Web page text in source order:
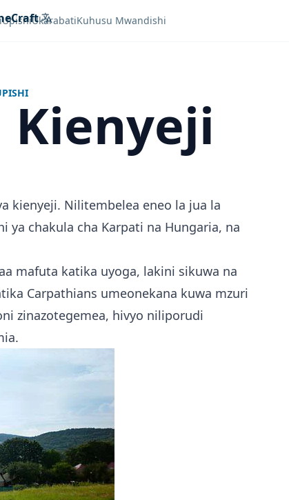
Languages
UpishiUkarabatiKuhusu Mwandishi
Kienyeji
kienyeji. Nilitembelea eneo la jua la
ya chakula cha Karpati na Hungaria, na
mafuta katika uyoga, lakini sikuwa na
Carpathians umeonekana kuwa mzuri
zinazotegemea, hivyo niliporudi